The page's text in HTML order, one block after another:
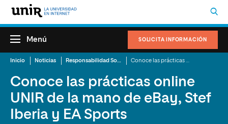
SOLICITA INFORMACIÓN
Menú
Inicio Noticias Responsabilidad Social Corporativa
Conoce las prácticas online
UNIR de la mano de eBay, Stef
Iberia y EA Sports